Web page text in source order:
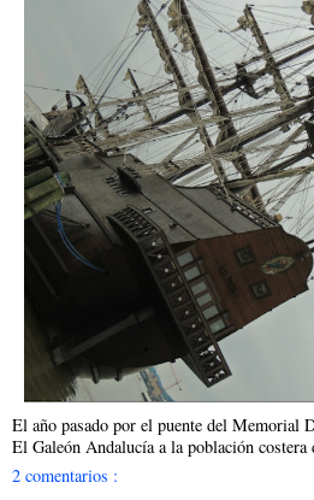
El año pasado por el puente del Memorial
El Galeón Andalucía a la población costera
2 comentarios :